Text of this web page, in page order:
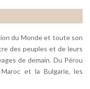
du Monde et toute son
des peuples et de leurs
de demain. Du Pérou
et la Bulgarie, les